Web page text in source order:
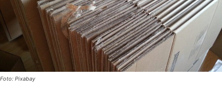
Foto: Pixabay